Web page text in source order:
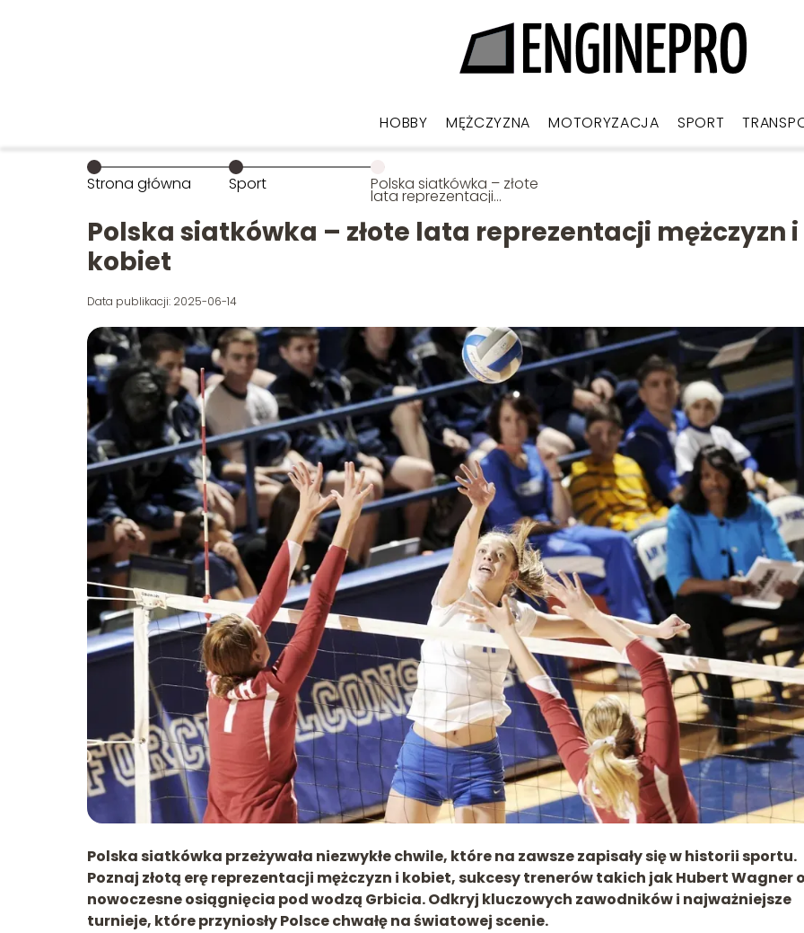
HOBBY MĘŻCZYZNA MOTORYZACJA SPORT
Strona główna Sport Polska siatkówka – złote
lata reprezentacji
mężczyzn i kobiet
Polska siatkówka – złote lata reprezentacji mężczyzn i
kobiet
Data publikacji: 2025-06-14
Polska siatkówka przeżywała niezwykłe chwile, które na zawsze zapisały się w historii sportu.
Poznaj złotą erę reprezentacji mężczyzn i kobiet, sukcesy trenerów takich jak Hubert Wagner
nowoczesne osiągnięcia pod wodzą Grbicia. Odkryj kluczowych zawodników i najważniejsze
turnieje, które przyniosły Polsce chwałę na światowej scenie.